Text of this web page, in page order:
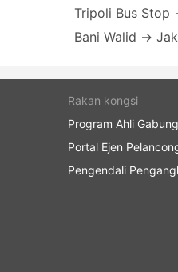
Tripoli Bus Stop
Bani Walid →
Rakan kongsi
Program Ahli
Portal Ejen
Pengendali